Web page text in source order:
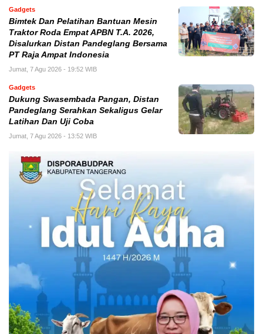
Gadgets
Bimtek Dan Pelatihan Bantuan Mesin
Traktor Roda Empat APBN T.A. 2026,
Disalurkan Distan Pandeglang Bersama
PT Raja Ampat Indonesia
Jumat, 7 Agu 2026 - 19:52 WIB
Gadgets
Dukung Swasembada Pangan, Distan
Pandeglang Serahkan Sekaligus Gelar
Latihan Dan Uji Coba
Jumat, 7 Agu 2026 - 13:52 WIB